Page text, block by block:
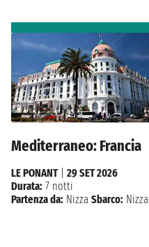
Mediterraneo: Francia
LE PONANT| 29 SET 2026
Durata: 7 notti
Partenza da: Nizza Sbarco: Nizza